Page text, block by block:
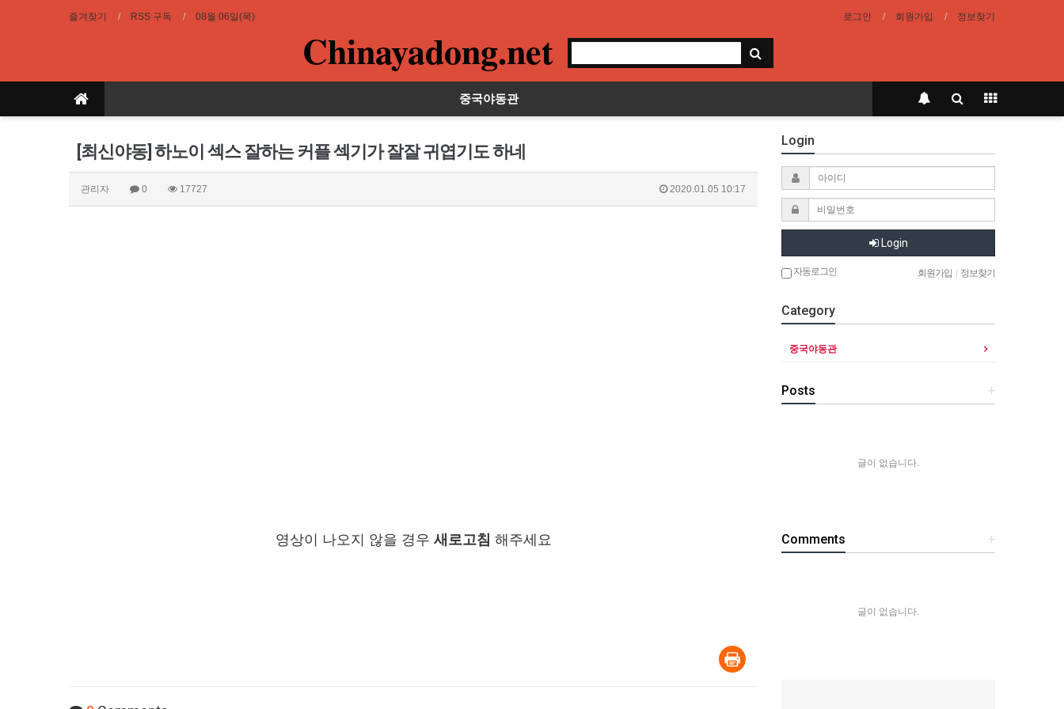
즐겨찾기 RSS 구독 08월 06일(목) 로그인 회원가입 정보찾기
Chinayadong.net
중국야동관
[최신야동] 하노이 섹스 잘하는 커플 섹기가 잘잘 귀엽기도 하네
관리자 0 17727 2020.01.05 10:17
영상이 나오지 않을 경우 새로고침 해주세요
Login
Login
자동로그인 회원가입 정보찾기
Category
중국야동관
+
Posts
글이 없습니다.
+
Comments
글이 없습니다.